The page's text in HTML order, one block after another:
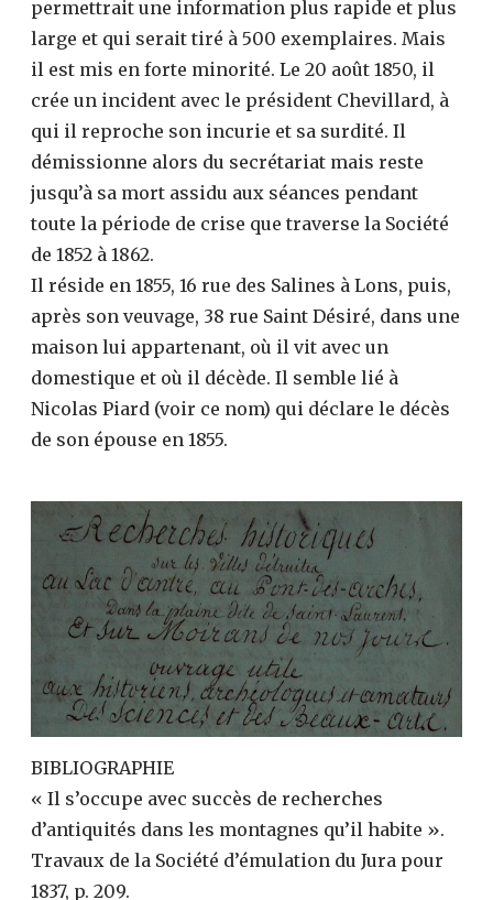
permettrait une information plus rapide et plus
large et qui serait tiré à 500 exemplaires. Mais
il est mis en forte minorité. Le 20 août 1850, il
crée un incident avec le président Chevillard, à
qui il reproche son incurie et sa surdité. Il
démissionne alors du secrétariat mais reste
jusqu’à sa mort assidu aux séances pendant
toute la période de crise que traverse la Société
de 1852 à 1862.
Il réside en 1855, 16 rue des Salines à Lons, puis,
après son veuvage, 38 rue Saint Désiré, dans une
maison lui appartenant, où il vit avec un
domestique et où il décède. Il semble lié à
Nicolas Piard (voir ce nom) qui déclare le décès
de son épouse en 1855.
BIBLIOGRAPHIE
« Il s’occupe avec succès de recherches
d’antiquités dans les montagnes qu’il habite ».
Travaux de la Société d’émulation du Jura pour
1837, p. 209.